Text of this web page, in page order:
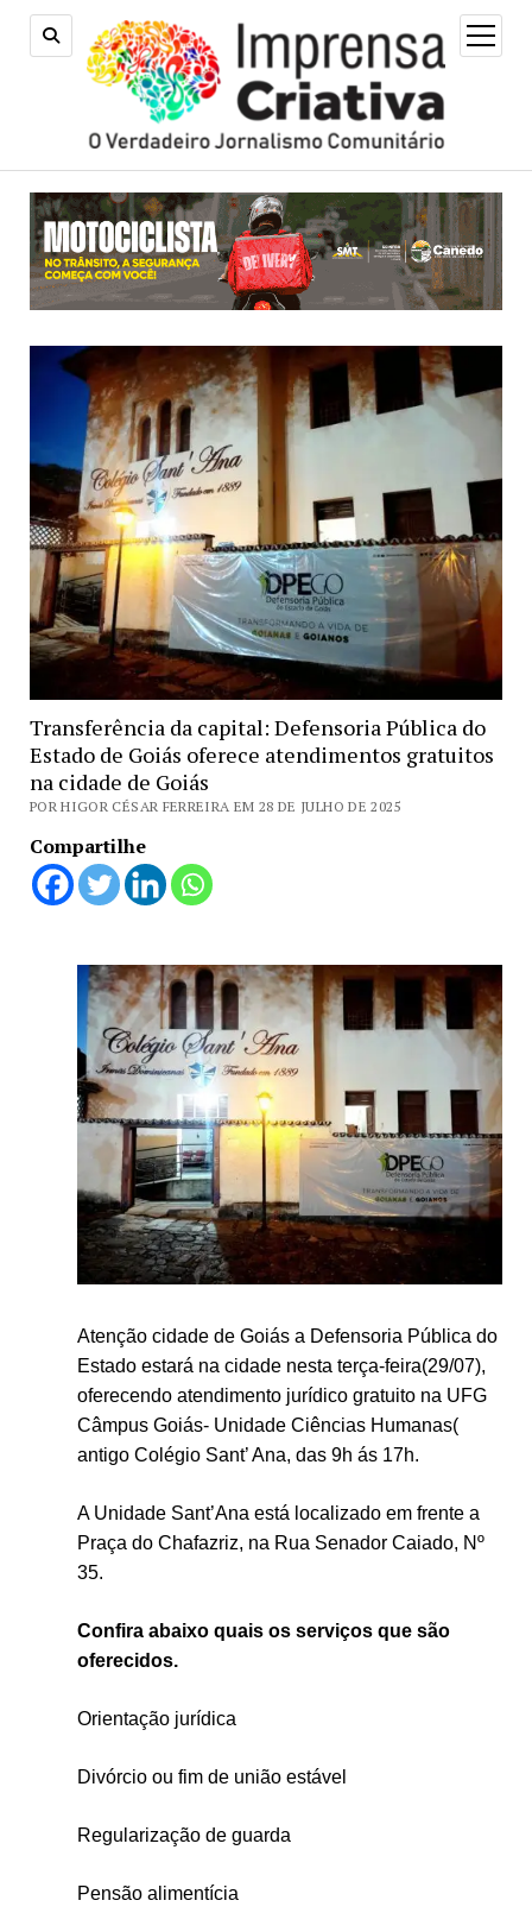
open
menu
Transferência da capital: Defensoria Pública do
Estado de Goiás oferece atendimentos gratuitos
na cidade de Goiás
POR HIGOR CÉSAR FERREIRA EM 28 DE JULHO DE 2025
Compartilhe
Atenção cidade de Goiás a Defensoria Pública do
Estado estará na cidade nesta terça-feira(29/07),
oferecendo atendimento jurídico gratuito na UFG
Câmpus Goiás- Unidade Ciências Humanas(
antigo Colégio Sant’ Ana, das 9h ás 17h.
A Unidade Sant’Ana está localizado em frente a
Praça do Chafazriz, na Rua Senador Caiado, Nº
35.
Confira abaixo quais os serviços que são
oferecidos.
Orientação jurídica
Divórcio ou fim de união estável
Regularização de guarda
Pensão alimentícia